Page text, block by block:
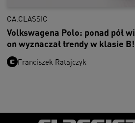
CA.CLASSIC
Volkswagena Polo: ponad pół
on wyznaczał trendy w klasie B!
Franciszek Ratajczyk